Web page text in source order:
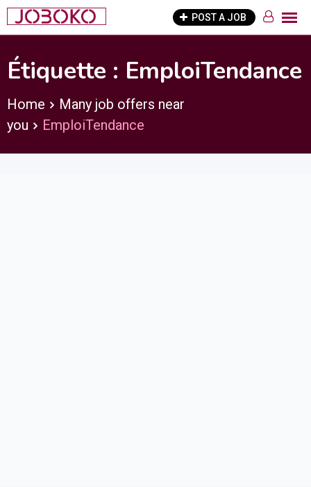
Skip
to
POST A JOB
Étiquette : EmploiTendance
Home
Many job offers near
you
EmploiTendance